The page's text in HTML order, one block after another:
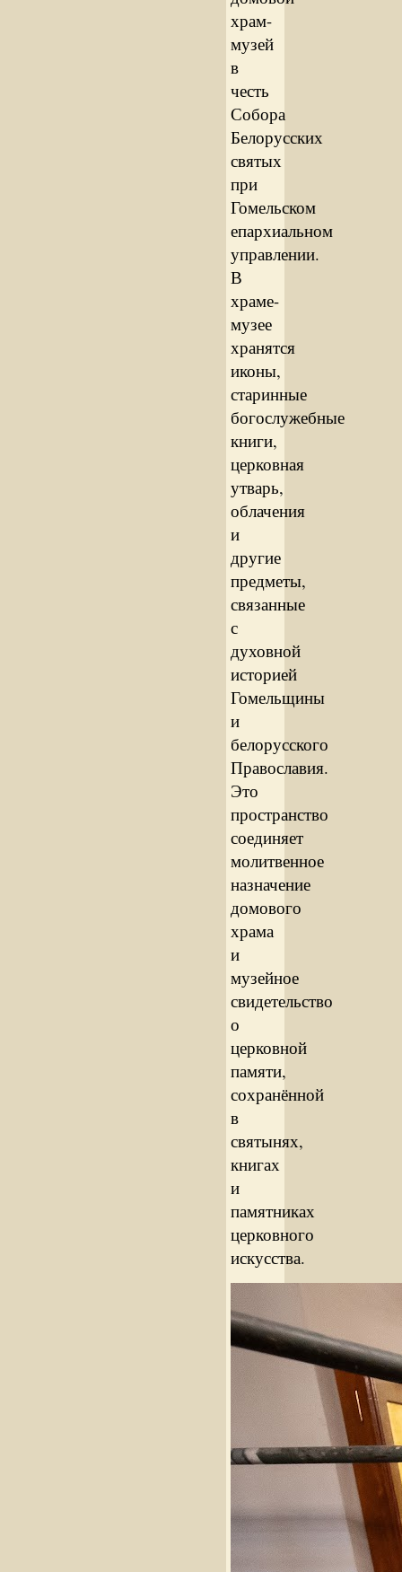
храм-
музей
в
честь
Собора
Белорусских
святых
при
Гомельском
епархиальном
управлении.
В
храме-
музее
хранятся
иконы,
старинные
богослужебные
книги,
церковная
утварь,
облачения
и
другие
предметы,
связанные
с
духовной
историей
Гомельщины
и
белорусского
Православия.
Это
пространство
соединяет
молитвенное
назначение
домового
храма
и
музейное
свидетельство
о
церковной
памяти,
сохранённой
в
святынях,
книгах
и
памятниках
церковного
искусства.